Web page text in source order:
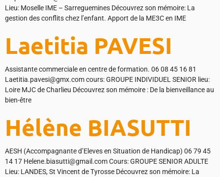
Lieu: Moselle IME – Sarreguemines Découvrez son mémoire: La
gestion des conflits chez l’enfant. Apport de la ME3C en IME
Laetitia PAVESI
Assistante commerciale en centre de formation. 06 08 45 16 81
Laetitia.pavesi@gmx.com cours: GROUPE INDIVIDUEL SENIOR lieu:
Loire MJC de Charlieu Découvrez son mémoire : De la bienveillance au
bien-être
Hélène BIASUTTI
AESH (Accompagnante d’Eleves en Situation de Handicap) 06 79 45
14 17 Helene.biasutti@gmail.com Cours: GROUPE SENIOR ADULTE
Lieu: LANDES, St Vincent de Tyrosse Découvrez son mémoire: La